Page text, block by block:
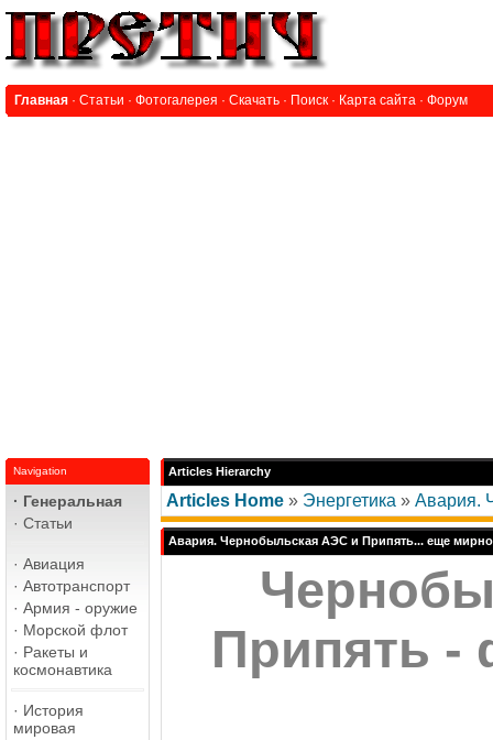
Главная · Статьи · Фотогалерея · Скачать · Поиск · Карта сайта · Форум
Navigation
· Генеральная
· Статьи
· Авиация
· Автотранспорт
· Армия - оружие
· Морской флот
· Ракеты и
космонавтика
· История
мировая
Articles Hierarchy
Articles Home » Энергетика » Авария.
Авария. Чернобыльская АЭС и Припять... еще
Припять -